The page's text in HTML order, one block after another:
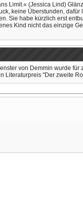
Limit.« (Jessica Lind)
keine Überstunden,
Sie habe kürzlich erst
Kind nicht das einzige
von Demmin wurde
Literaturpreis "Der zweite